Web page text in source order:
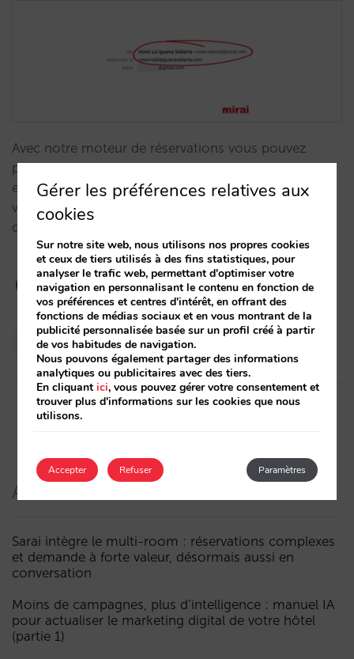
Avec notre moteur de réservations vous pouvez
personnaliser l’adresse email depuis laquelle vous
envoyez vos notifications et être certain que toutes
vos notifications sont sûres et arriveront à leur
destinataire.…
Pablo Delgado
10/01/2024
Articles récents
Sarai intègre le multi-room : réservations complexes
et demande à forte valeur, désormais aussi en
conversation
Moins de campagnes, plus d’intelligence : manuel IA
pour actualiser le marketing digital de votre hôtel
(partie 1)
Gérer les préférences relatives aux
cookies
Sur notre site web, nous utilisons nos propres cookies
et ceux de tiers utilisés à des fins statistiques, pour
analyser le trafic web, permettant d'optimiser votre
navigation en personnalisant le contenu en fonction de
vos préférences et centres d'intérêt, en offrant des
fonctions de médias sociaux et en vous montrant de la
publicité personnalisée basée sur un profil créé à partir
de vos habitudes de navigation.
Nous pouvons également partager des informations
analytiques ou publicitaires avec des tiers.
En cliquantici, vous pouvez gérer votre consentement et
trouver plus d'informations sur les cookies que nous
utilisons.
Accepter Paramètres
Refuser